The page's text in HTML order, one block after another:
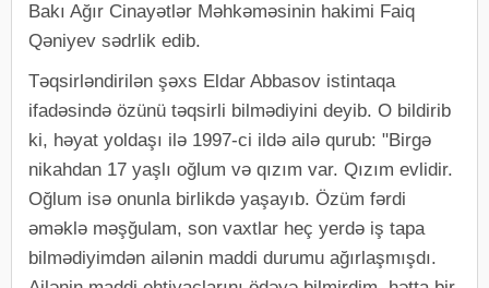
Bakı Ağır Cinayətlər Məhkəməsinin hakimi Faiq
Qəniyev sədrlik edib.
Təqsirləndirilən şəxs Eldar Abbasov istintaqa
ifadəsində özünü təqsirli bilmədiyini deyib. O bildirib
ki, həyat yoldaşı ilə 1997-ci ildə ailə qurub: "Birgə
nikahdan 17 yaşlı oğlum və qızım var. Qızım evlidir.
Oğlum isə onunla birlikdə yaşayıb. Özüm fərdi
əməklə məşğulam, son vaxtlar heç yerdə iş tapa
bilmədiyimdən ailənin maddi durumu ağırlaşmışdı.